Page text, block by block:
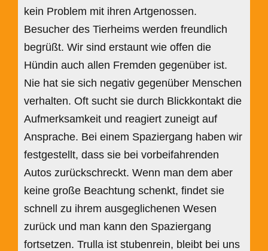
kein Problem mit ihren Artgenossen.
Besucher des Tierheims werden freundlich
begrüßt. Wir sind erstaunt wie offen die
Hündin auch allen Fremden gegenüber ist.
Nie hat sie sich negativ gegenüber Menschen
verhalten. Oft sucht sie durch Blickkontakt die
Aufmerksamkeit und reagiert zuneigt auf
Ansprache. Bei einem Spaziergang haben wir
festgestellt, dass sie bei vorbeifahrenden
Autos zurückschreckt. Wenn man dem aber
keine große Beachtung schenkt, findet sie
schnell zu ihrem ausgeglichenen Wesen
zurück und man kann den Spaziergang
fortsetzen. Trulla ist stubenrein, bleibt bei uns